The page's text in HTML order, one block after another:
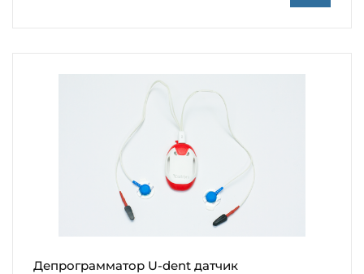
Депрограмматор U-dent датчик